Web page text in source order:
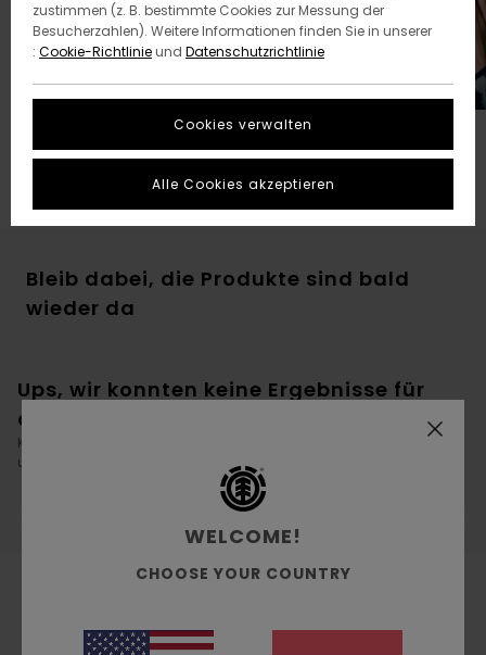
Unsere Lieblings-Geschenke Für die Nikolaussocke
Bleib dabei, die Produkte sind bald
wieder da
Ups, wir konnten keine Ergebnisse für
deine Suche finden.
Kein Problem! Versuche es mit anderen Begriffen oder stöbere in
unseren Kategorien, um zu finden, was du suchst.
WELCOME!
CHOOSE YOUR COUNTRY
zustimmen (z. B. bestimmte Cookies zur Messung der
Besucherzahlen). Weitere Informationen finden Sie in unserer
: Cookie-Richtlinieund Datenschutzrichtlinie
Cookies verwalten
Alle Cookies akzeptieren